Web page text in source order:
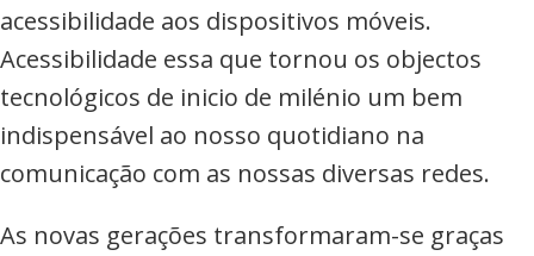
acessibilidade aos dispositivos móveis.
Acessibilidade essa que tornou os objectos
tecnológicos de inicio de milénio um bem
indispensável ao nosso quotidiano na
comunicação com as nossas diversas redes.
As novas gerações transformaram-se graças